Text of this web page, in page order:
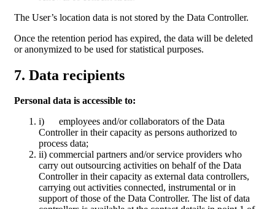
The User’s location data is not stored by the Data Controller.
Once the retention period has expired, the data will be deleted
or anonymized to be used for statistical purposes.
7. Data recipients
Personal data is accessible to:
i) employees and/or collaborators of the Data
Controller in their capacity as persons authorized to
process data;
ii) commercial partners and/or service providers who
carry out outsourcing activities on behalf of the Data
Controller in their capacity as external data controllers,
carrying out activities connected, instrumental or in
support of those of the Data Controller. The list of data